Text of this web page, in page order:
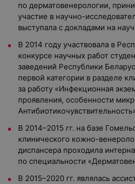
по дерматовенерологии,
участие в научно-
выступала с докладами на
В 2014 году участвовала в
конкурсе научных работ
заведений Республики
первой категории в разделе
за работу «Инфекционная
проявления, особенности
В 2014–2015 гг. на базе
клинического кожно-
диспансера проходила
по специальности
В 2015–2020 гг. являлась